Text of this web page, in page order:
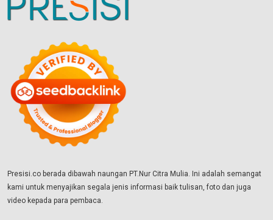
Presisi.co berada dibawah naungan PT.Nur Citra Mulia. Ini adalah semangat
kami untuk menyajikan segala jenis informasi baik tulisan, foto dan juga
video kepada para pembaca.